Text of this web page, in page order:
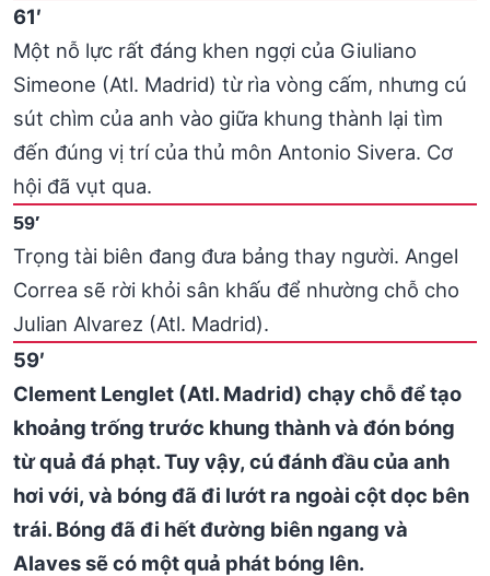
61′
Một nỗ lực rất đáng khen ngợi của Giuliano
Simeone (Atl. Madrid) từ rìa vòng cấm, nhưng cú
sút chìm của anh vào giữa khung thành lại tìm
đến đúng vị trí của thủ môn Antonio Sivera. Cơ
hội đã vụt qua.
59′
Trọng tài biên đang đưa bảng thay người. Angel
Correa sẽ rời khỏi sân khấu để nhường chỗ cho
Julian Alvarez (Atl. Madrid).
59′
Clement Lenglet (Atl. Madrid) chạy chỗ để tạo
khoảng trống trước khung thành và đón bóng
từ quả đá phạt. Tuy vậy, cú đánh đầu của anh
hơi với, và bóng đã đi lướt ra ngoài cột dọc bên
trái. Bóng đã đi hết đường biên ngang và
Alaves sẽ có một quả phát bóng lên.